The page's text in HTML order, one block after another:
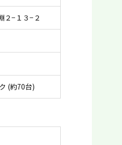
２−１３−２
(約70台)